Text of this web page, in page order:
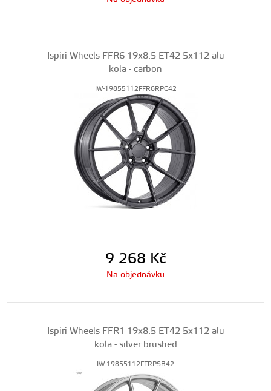
Ispiri Wheels FFR6 19x8.5 ET42 5x112 alu
kola - carbon
IW-19855112FFR6RPC42
9 268 Kč
Na objednávku
Ispiri Wheels FFR1 19x8.5 ET42 5x112 alu
kola - silver brushed
IW-19855112FFRPSB42